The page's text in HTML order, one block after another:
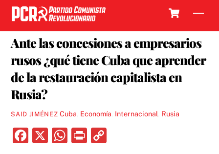
Skip
content
Ante las concesiones a empresarios
rusos ¿qué tiene Cuba que aprender
de la restauración capitalista en
Rusia?
SAID JIMÉNEZ Cuba Economía Internacional Rusia
F
X
W P